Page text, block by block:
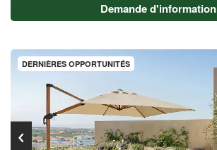
Demande d'information
DERNIÈRES OPPORTUNITÉS